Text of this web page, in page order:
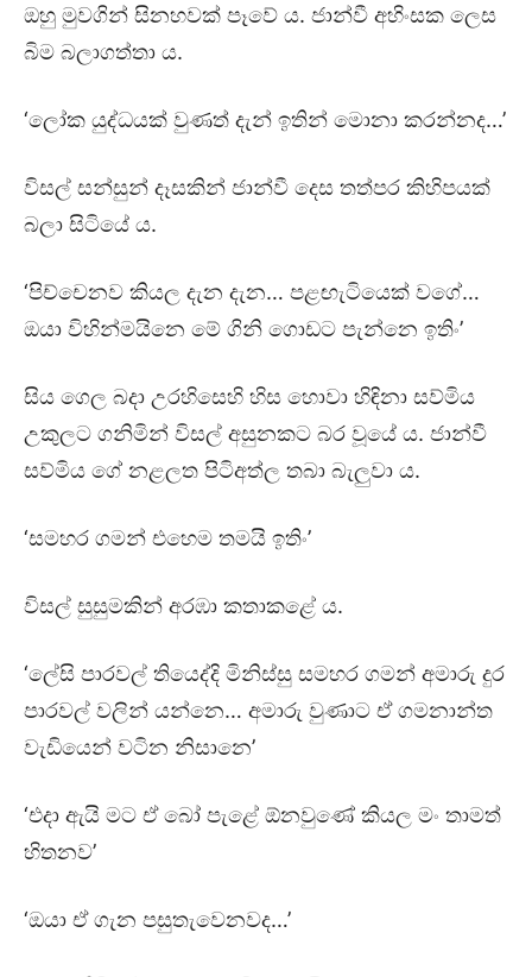
ඔහු මුවගින් සිනහවක් පෑවේ ය. ජාන්වී අහිංසක ලෙස
බිම බලාගත්තා ය.
‘ලෝක යුද්ධයක් වුණත් දැන් ඉතින් මොනා කරන්නද…’
විසල් සන්සුන් දෑසකින් ජාන්වී දෙස තත්පර කිහිපයක්
බලා සිටියේ ය.
‘පිච්චෙනව කියල දැන දැන… පළඟැටියෙක් වගේ…
ඔයා විහින්මයිනෙ මේ ගිනි ගොඩට පැන්නෙ ඉතිං’
සිය ගෙල බදා උරහිසෙහි හිස හොවා හිඳිනා සව්මිය
උකුලට ගනිමින් විසල් අසුනකට බර වූයේ ය. ජාන්වී
සව්මිය ගේ නළලත පිටිඅත්ල තබා බැලුවා ය.
‘සමහර ගමන් එහෙම තමයි ඉතිං’
විසල් සුසුමකින් අරඹා කතාකළේ ය.
‘ලේසි පාරවල් තියෙද්දි මිනිස්සු සමහර ගමන් අමාරු දුර
පාරවල් වලින් යන්නෙ… අමාරු වුණාට ඒ ගමනාන්ත
වැඩියෙන් වටින නිසානෙ’
‘එදා ඇයි මට ඒ බෝ පැළේ ඕනවුණේ කියල මං තාමත්
හිතනව’
‘ඔයා ඒ ගැන පසුතැවෙනවද…’